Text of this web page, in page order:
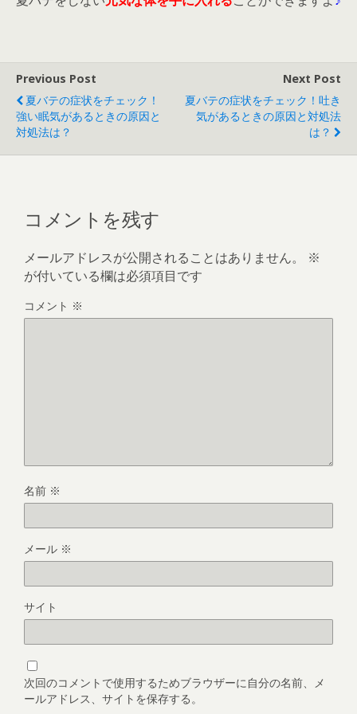
Previous Post
夏バテの症状をチェック！
強い眠気があるときの原因と
対処法は？
Next Post
夏バテの症状をチェック！吐き
気があるときの原因と対処法
は？
コメントを残す
メールアドレスが公開されることはありません。
※
が付いている欄は必須項目です
コメント ※
名前 ※
メール ※
サイト
次回のコメントで使用するためブラウザーに自分の名前、メ
ールアドレス、サイトを保存する。